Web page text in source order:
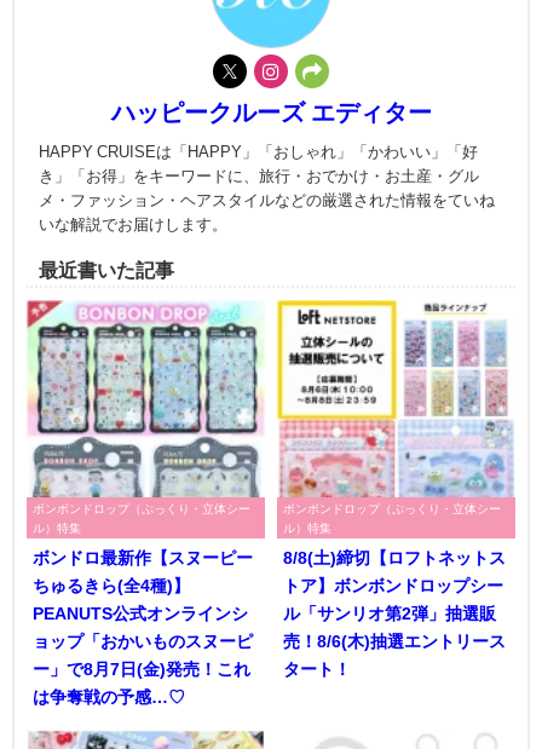
ハッピークルーズ エディター
HAPPY CRUISEは「HAPPY」「おしゃれ」「かわいい」「好
き」「お得」をキーワードに、旅行・おでかけ・お土産・グル
メ・ファッション・ヘアスタイルなどの厳選された情報をていね
いな解説でお届けします。
最近書いた記事
ボンボンドロップ（ぷっくり・立体シー
ル）特集
ボンドロ最新作【スヌーピー
ちゅるきら(全4種)】
PEANUTS公式オンラインシ
ョップ「おかいものスヌーピ
ー」で8月7日(金)発売！これ
は争奪戦の予感…♡
ボンボンドロップ（ぷっくり・立体シー
ル）特集
8/8(土)締切【ロフトネットス
トア】ボンボンドロップシー
ル「サンリオ第2弾」抽選販
売！8/6(木)抽選エントリース
タート！